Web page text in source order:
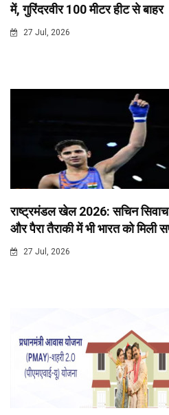
में, गुरिंदरवीर 100 मीटर हीट से बाहर
27 Jul, 2026
राष्ट्रमंडल खेल 2026: सचिन सिवाच
और पैरा तैराकी में भी भारत को मिली
27 Jul, 2026